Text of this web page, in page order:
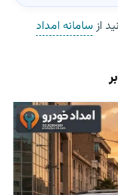
از سامانه امداد